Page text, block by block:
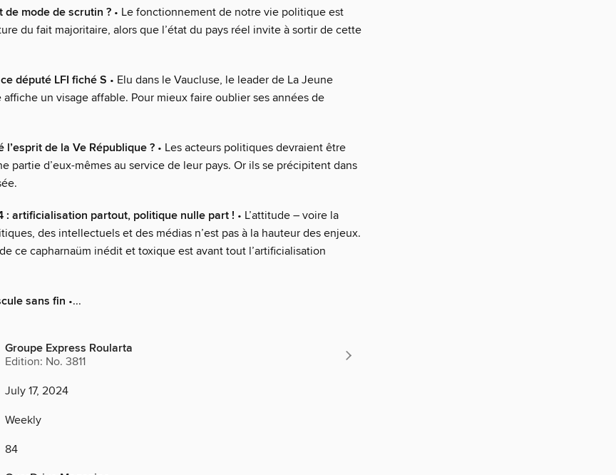
de mode de scrutin ? • Le fonctionnement de notre vie politique est
du fait majoritaire, alors que l’état du pays réel invite à sortir de cette
député LFI fiché S • Elu dans le Vaucluse, le leader de La Jeune
affiche un visage affable. Pour mieux faire oublier ses années de
l’esprit de la Ve République ? • Les acteurs politiques devraient être
partie d’eux-mêmes au service de leur pays. Or ils se précipitent dans
: artificialisation partout, politique nulle part ! • L’attitude – voire la
des intellectuels et des médias n’est pas à la hauteur des enjeux.
de ce capharnaüm inédit et toxique est avant tout l’artificialisation
sans fin •...
Groupe Express Roularta
Edition: No. 3811
July 17, 2024
Weekly
84